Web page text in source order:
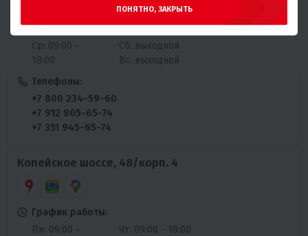
Ср: 09:00 -
18:00
Пт: 09:00 -
Сб: выходной
Вс: выходной
Телефоны:
+7 800 234-59-60
+7 912 805-65-74
+7 351 945-65-74
Копейское шоссе, 48/корп. 4
График работы:
Пн: 09:00 -
Чт: 09:00 - 18:00
ПОНЯТНО, ЗАКРЫТЬ